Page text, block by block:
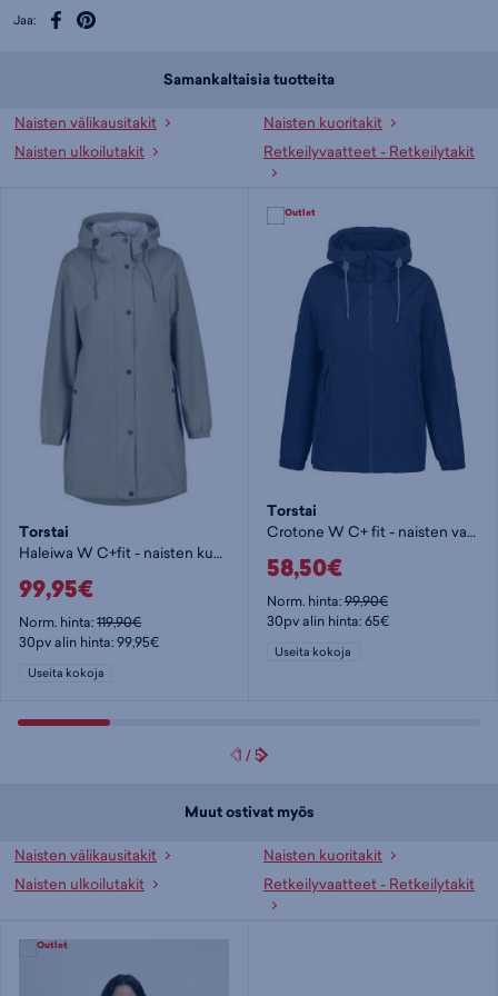
Jaa:
Samankaltaisia tuotteita
Naisten välikausitakit
Naisten kuoritakit
Naisten ulkoilutakit
Retkeilyvaatteet - Retkeilytakit
Torstai
Haleiwa W C+fit - naisten kuoritakki
99,95€
Norm. hinta:119,90€
30pv alin hinta: 99,95€
Useita kokoja
Torstai
Crotone W C+ fit - naisten vapaa-ajan takki
58,50€
Norm. hinta:99,90€
30pv alin hinta: 65€
Useita kokoja
1 /5
Muut ostivat myös
Naisten välikausitakit
Naisten kuoritakit
Naisten ulkoilutakit
Retkeilyvaatteet - Retkeilytakit